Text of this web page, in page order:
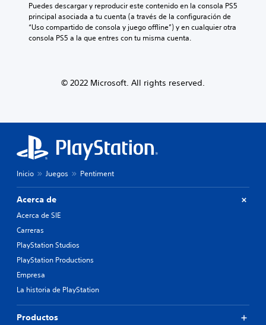
Puedes descargar y reproducir este contenido en la consola PS5
principal asociada a tu cuenta (a través de la configuración de
“Uso compartido de consola y juego offline”) y en cualquier otra
consola PS5 a la que entres con tu misma cuenta.
© 2022 Microsoft. All rights reserved.
Inicio Juegos Pentiment
Acerca de
Acerca de SIE
Carreras
PlayStation Studios
PlayStation Productions
Empresa
La historia de PlayStation
Productos